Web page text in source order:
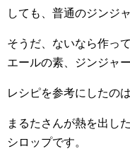
しても、普通のジンジ
そうだ、ないなら作っ
エールの素、ジンジャ
レシピを参考にしたの
まるたさんが熱を出し
シロップです。